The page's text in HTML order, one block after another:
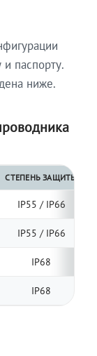
и паспорту.
ниже.
СТЕПЕНЬ ЗАЩИТЫ
IP55 / IP66
IP55 / IP66
IP68
IP68